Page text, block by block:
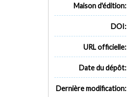
Maison d'édition:
DOI:
URL officielle:
Date du dépôt:
Dernière modification: